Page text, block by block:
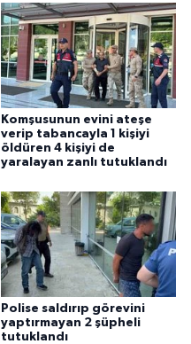
Komşusunun evini ateşe
verip tabancayla 1 kişiyi
öldüren 4 kişiyi de
yaralayan zanlı tutuklandı
Polise saldırıp görevini
yaptırmayan 2 şüpheli
tutuklandı